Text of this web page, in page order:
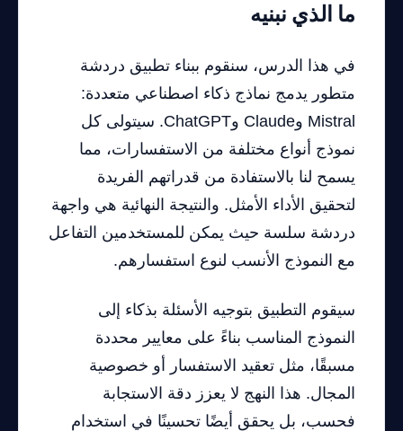
ما الذي نبنيه
في هذا الدرس، سنقوم ببناء تطبيق دردشة
متطور يدمج نماذج ذكاء اصطناعي متعددة:
Mistral وClaude وChatGPT. سيتولى كل
نموذج أنواع مختلفة من الاستفسارات، مما
يسمح لنا بالاستفادة من قدراتهم الفريدة
لتحقيق الأداء الأمثل. والنتيجة النهائية هي واجهة
دردشة سلسة حيث يمكن للمستخدمين التفاعل
مع النموذج الأنسب لنوع استفسارهم.
سيقوم التطبيق بتوجيه الأسئلة بذكاء إلى
النموذج المناسب بناءً على معايير محددة
مسبقًا، مثل تعقيد الاستفسار أو خصوصية
المجال. هذا النهج لا يعزز دقة الاستجابة
فحسب، بل يحقق أيضًا تحسينًا في استخدام